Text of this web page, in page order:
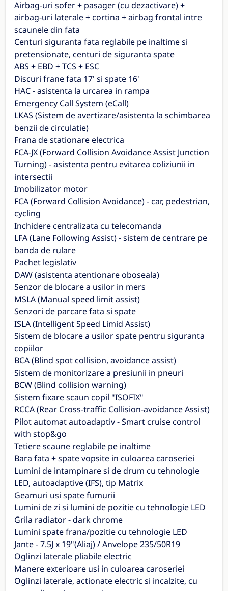
Airbag-uri sofer + pasager (cu dezactivare) +
airbag-uri laterale + cortina + airbag frontal intre
scaunele din fata
Centuri siguranta fata reglabile pe inaltime si
pretensionate, centuri de siguranta spate
ABS + EBD + TCS + ESC
Discuri frane fata 17' si spate 16'
HAC - asistenta la urcarea in rampa
Emergency Call System (eCall)
LKAS (Sistem de avertizare/asistenta la schimbarea
benzii de circulatie)
Frana de stationare electrica
FCA-JX (Forward Collision Avoidance Assist Junction
Turning) - asistenta pentru evitarea coliziunii in
intersectii
Imobilizator motor
FCA (Forward Collision Avoidance) - car, pedestrian,
cycling
Inchidere centralizata cu telecomanda
LFA (Lane Following Assist) - sistem de centrare pe
banda de rulare
Pachet legislativ
DAW (asistenta atentionare oboseala)
Senzor de blocare a usilor in mers
MSLA (Manual speed limit assist)
Senzori de parcare fata si spate
ISLA (Intelligent Speed Limid Assist)
Sistem de blocare a usilor spate pentru siguranta
copiilor
BCA (Blind spot collision, avoidance assist)
Sistem de monitorizare a presiunii in pneuri
BCW (Blind collision warning)
Sistem fixare scaun copil "ISOFIX"
RCCA (Rear Cross-traffic Collision-avoidance Assist)
Pilot automat autoadaptiv - Smart cruise control
with stop&go
Tetiere scaune reglabile pe inaltime
Bara fata + spate vopsite in culoarea caroseriei
Lumini de intampinare si de drum cu tehnologie
LED, autoadaptive (IFS), tip Matrix
Geamuri usi spate fumurii
Lumini de zi si lumini de pozitie cu tehnologie LED
Grila radiator - dark chrome
Lumini spate frana/pozitie cu tehnologie LED
Jante - 7.5J x 19"(Aliaj) / Anvelope 235/50R19
Oglinzi laterale pliabile electric
Manere exterioare usi in culoarea caroseriei
Oglinzi laterale, actionate electric si incalzite, cu